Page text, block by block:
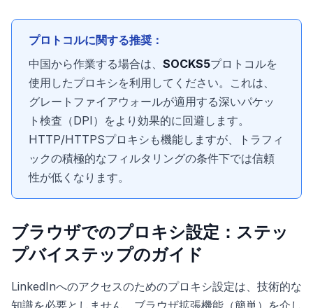
プロトコルに関する推奨：
中国から作業する場合は、 SOCKS5プロトコルを
使用したプロキシを利用してください。これは、
グレートファイアウォールが適用する深いパケッ
ト検査（DPI）をより効果的に回避します。
HTTP/HTTPSプロキシも機能しますが、トラフィ
ックの積極的なフィルタリングの条件下では信頼
性が低くなります。
ブラウザでのプロキシ設定：ステッ
プバイステップのガイド
LinkedInへのアクセスのためのプロキシ設定は、技術的な
知識を必要としません。ブラウザ拡張機能（簡単）を介し